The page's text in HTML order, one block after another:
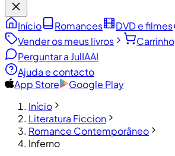
Início Romances DVD e filmes
Vender os meus livros
Carrinho
Perguntar a JulIAAI
Ajuda e contacto
App Store
Google Play
Início
Literatura Ficcion
Romance Contemporâneo
Inferno